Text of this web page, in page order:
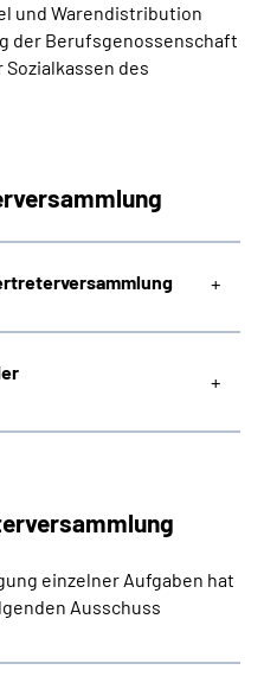
und Warendistribution
der Berufsgenossenschaft
Sozialkassen des
einzelner Aufgaben hat
Ausschuss